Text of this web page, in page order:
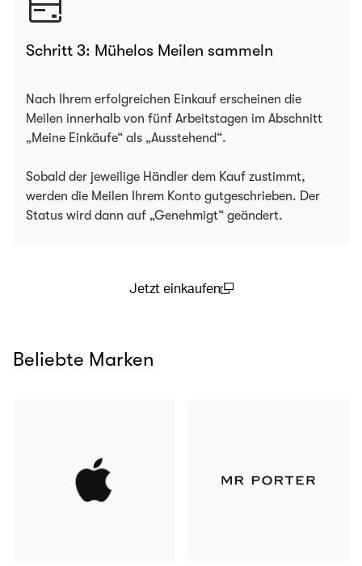
Schritt 3: Mühelos Meilen sammeln
Nach Ihrem erfolgreichen Einkauf erscheinen die
Meilen innerhalb von fünf Arbeitstagen im Abschnitt
„Meine Einkäufe“ als „Ausstehend“.
Sobald der jeweilige Händler dem Kauf zustimmt,
werden die Meilen Ihrem Konto gutgeschrieben. Der
Status wird dann auf „Genehmigt“ geändert.
Jetzt einkaufen
Beliebte Marken